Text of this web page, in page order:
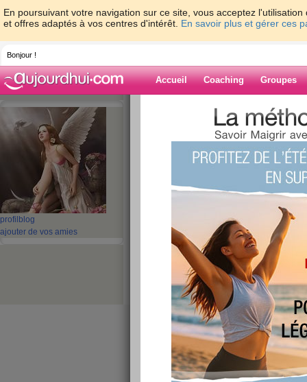
En poursuivant votre navigation sur ce site, vous acceptez
et offres adaptés à vos centres d'intérêt. En savoir plus et gérer ces
Bonjour !
Accueil Coaching Groupes
profil blog
ajouter de vos amies
>
Blog de gouiri
‹ Préc. 1 2 3 4 5
votre horoscope
publié le 07/04/2013 à 11:24
Vous êtes Bélier
Né entre le 21 mars et le 20 avril
Voici votre horoscope du Dimanche 7 avril
VIE PRIVÉE :